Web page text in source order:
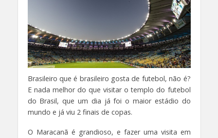
Brasileiro que é brasileiro gosta de futebol, não é?
E nada melhor do que visitar o templo do futebol
do Brasil, que um dia já foi o maior estádio do
mundo e já viu 2 finais de copas.
O Maracanã é grandioso, e fazer uma visita em